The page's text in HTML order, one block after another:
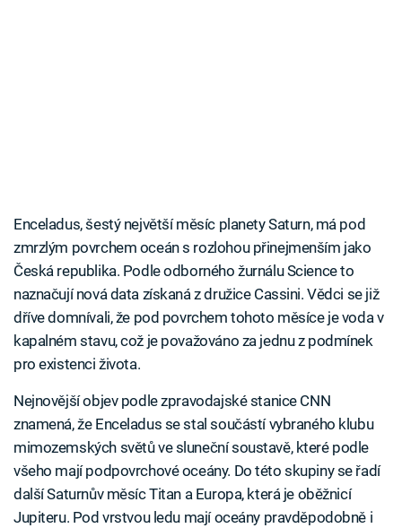
Enceladus, šestý největší měsíc planety Saturn, má pod
zmrzlým povrchem oceán s rozlohou přinejmenším jako
Česká republika. Podle odborného žurnálu Science to
naznačují nová data získaná z družice Cassini. Vědci se již
dříve domnívali, že pod povrchem tohoto měsíce je voda v
kapalném stavu, což je považováno za jednu z podmínek
pro existenci života.
Nejnovější objev podle zpravodajské stanice CNN
znamená, že Enceladus se stal součástí vybraného klubu
mimozemských světů ve sluneční soustavě, které podle
všeho mají podpovrchové oceány. Do této skupiny se řadí
další Saturnův měsíc Titan a Europa, která je oběžnicí
Jupiteru. Pod vrstvou ledu mají oceány pravděpodobně i